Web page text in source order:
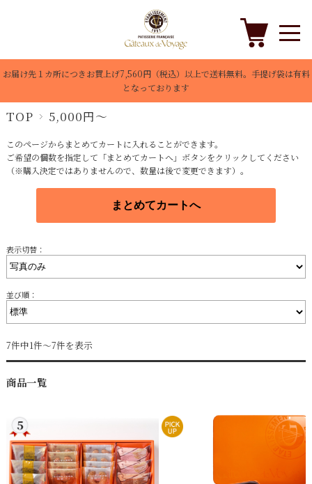
お届け先１カ所につきお買上げ7,560円（税込）以上で送料無料。手提げ袋は有料
となっております
TOP 5,000円～
このページからまとめてカートに入れることができます。
ご希望の個数を指定して「まとめてカートへ」ボタンをクリックしてください
（※購入決定ではありませんので、数量は後で変更できます）。
表示切替：
並び順：
7件中1件～7件を表示
商品一覧